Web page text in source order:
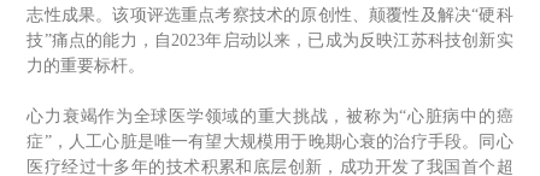
志性成果。该项评选重点考察技术的原创性、颠覆性及解决“硬科
技”痛点的能力，自2023年启动以来，已成为反映江苏科技创新实
力的重要标杆。
心力衰竭作为全球医学领域的重大挑战，被称为“心脏病中的癌
症”，人工心脏是唯一有望大规模用于晚期心衰的治疗手段。同心
医疗经过十多年的技术积累和底层创新，成功开发了我国首个超